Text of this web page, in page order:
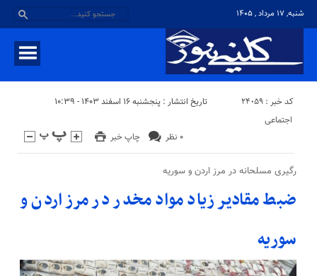
شنبه, ۱۷ مرداد , ۱۴۰۵
کد خبر : 24059 تاریخ انتشار : پنجشنبه ۱۶ اسفند ۱۴۰۳ - ۱۰:۳۹
چاپ خبر ۰ نظر
اجتماعی
رگیری مسلحانه در مرز اردن و سوریه
ضبط مقادیر زیاد مواد مخدر در مرز اردن و
سوریه